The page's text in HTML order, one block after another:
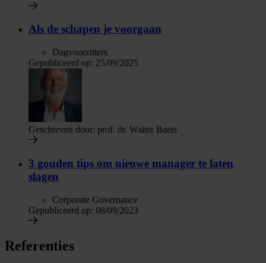
Als de schapen je voorgaan
Dagvoorzitters
Gepubliceerd op: 25/09/2025
Geschreven door: prof. dr. Walter Baets
3 gouden tips om nieuwe manager te laten
slagen
Corporate Governance
Gepubliceerd op: 08/09/2023
Referenties